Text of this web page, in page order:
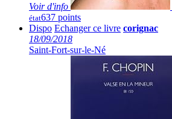
Voir d'info
état637 points
Dispo Echanger ce livre corignac
18/09/2018
Saint-Fort-sur-le-Né